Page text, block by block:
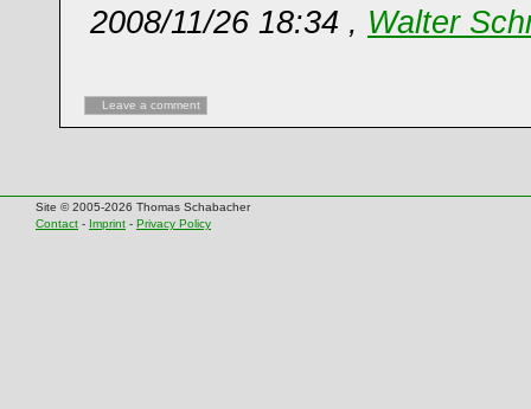
2008/11/26 18:34 , Walter
Leave a comment
Site © 2005-2026 Thomas Schabacher
Contact - Imprint - Privacy Policy